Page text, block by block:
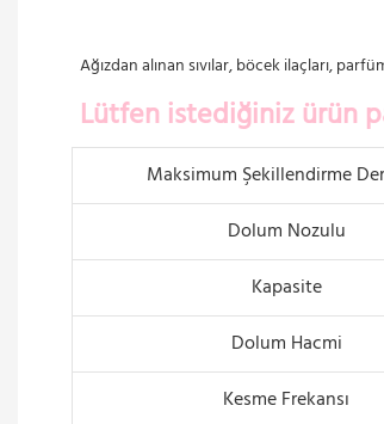
Ağızdan alınan sıvılar, böcek ilaçları,
Lütfen istediğiniz ürün
Maksimum Şekillendirme
Dolum Nozulu
Kapasite
Dolum Hacmi
Kesme Frekansı